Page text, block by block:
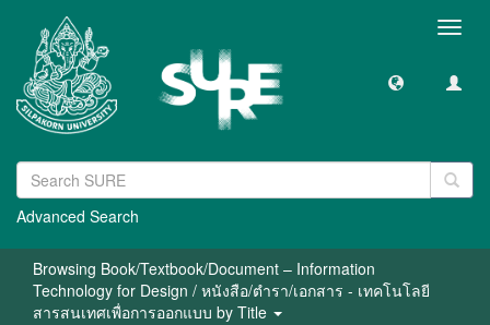
Advanced Search
Browsing Book/Textbook/Document – Information
Technology for Design / หนังสือ/ตำรา/เอกสาร - เทคโนโลยี
สารสนเทศเพื่อการออกแบบ by Title